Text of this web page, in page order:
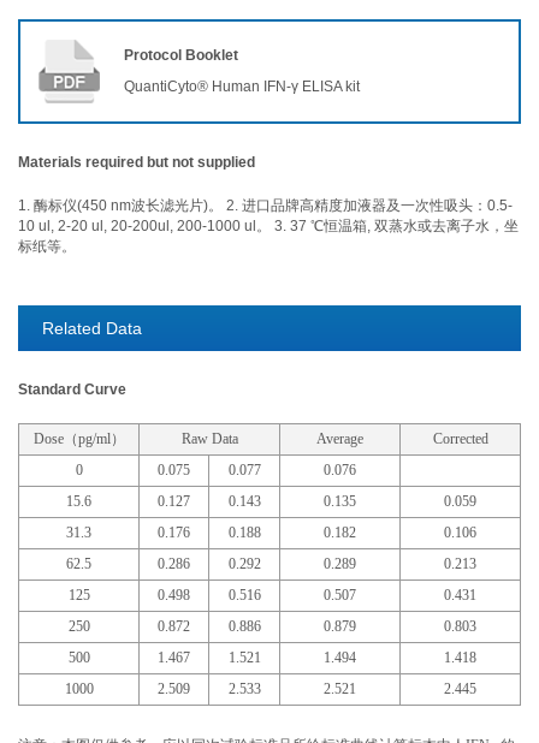
Protocol Booklet
QuantiCyto® Human IFN-γ ELISA kit
Materials required but not supplied
1. 酶标仪(450 nm波长滤光片)。 2. 进口品牌高精度加液器及一次性吸头：0.5-
10 ul, 2-20 ul, 20-200ul, 200-1000 ul。 3. 37 ℃恒温箱, 双蒸水或去离子水，坐
标纸等。
Related Data
Standard Curve
Dose（pg/ml） Raw Data Average
Corrected
0
0.075 0.077
0.076
15.6
0.127 0.143 0.135
0.059
31.3
0.176 0.188 0.182
0.106
62.5
0.286 0.292 0.289
0.213
125
0.498 0.516 0.507
0.431
250
0.872 0.886 0.879
0.803
500
1.467 1.521 1.494
1.418
1000
2.509 2.533 2.521 2.445